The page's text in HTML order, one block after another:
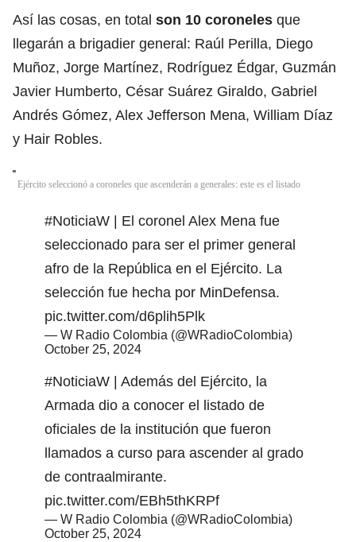
Así las cosas, en total son 10 coroneles que
llegarán a brigadier general: Raúl Perilla, Diego
Muñoz, Jorge Martínez, Rodríguez Édgar, Guzmán
Javier Humberto, César Suárez Giraldo, Gabriel
Andrés Gómez, Alex Jefferson Mena, William Díaz
y Hair Robles.
Ejército seleccionó a coroneles que ascenderán a generales: este es el listado
#NoticiaW | El coronel Alex Mena fue
seleccionado para ser el primer general
afro de la República en el Ejército. La
selección fue hecha por MinDefensa.
pic.twitter.com/d6plih5Plk
— W Radio Colombia (@WRadioColombia)
October 25, 2024
#NoticiaW | Además del Ejército, la
Armada dio a conocer el listado de
oficiales de la institución que fueron
llamados a curso para ascender al grado
de contraalmirante.
pic.twitter.com/EBh5thKRPf
— W Radio Colombia (@WRadioColombia)
October 25, 2024